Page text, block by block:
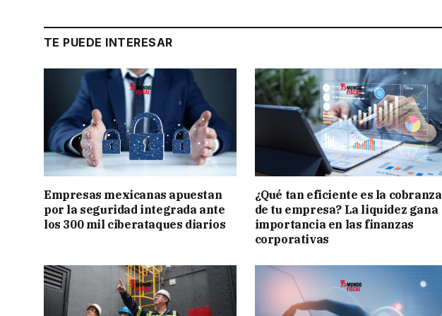
TE PUEDE INTERESAR
Empresas mexicanas apuestan
por la seguridad integrada ante
los 300 mil ciberataques diarios
¿Qué tan eficiente es la cobranza
de tu empresa? La liquidez gana
importancia en las finanzas
corporativas